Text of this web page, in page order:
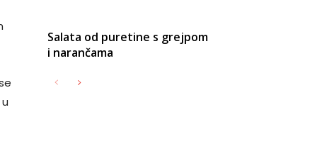
Salata od puretine s grejpom
i narančama